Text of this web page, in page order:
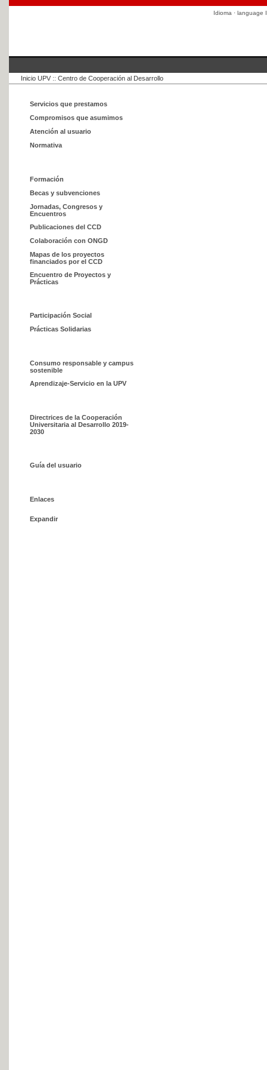
Idioma · language I
Inicio UPV :: Centro de Cooperación al Desarrollo
Servicios que prestamos
Compromisos que asumimos
Atención al usuario
Normativa
Formación
Becas y subvenciones
Jornadas, Congresos y
Encuentros
Publicaciones del CCD
Colaboración con ONGD
Mapas de los proyectos
financiados por el CCD
Encuentro de Proyectos y
Prácticas
Participación Social
Prácticas Solidarias
Consumo responsable y campus
sostenible
Aprendizaje-Servicio en la UPV
Directrices de la Cooperación
Universitaria al Desarrollo 2019-
2030
Guía del usuario
Enlaces
Expandir